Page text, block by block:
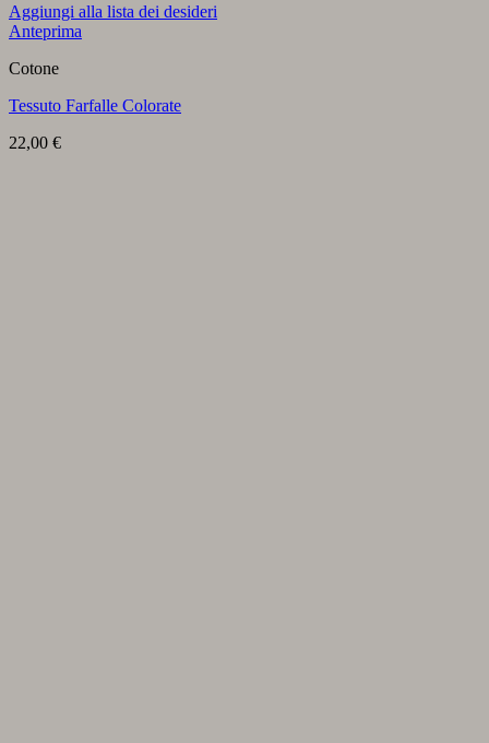
Aggiungi alla lista dei desideri
Anteprima
Cotone
Tessuto Farfalle Colorate
22,00 €